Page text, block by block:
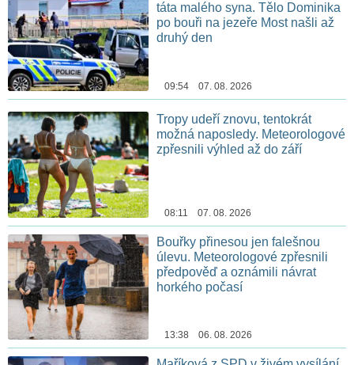
táta malého syna. Tělo Dominika
po bouři na jezeře Most našli až
druhý den
09:54 07. 08. 2026
Tropy udeří znovu, tentokrát
možná naposledy. Meteorologové
zpřesnili výhled až do září
08:11 07. 08. 2026
Bouřky přinesou jen falešnou
úlevu. Meteorologové zpřesnili
předpověď a oznámili návrat
horkého počasí
13:38 06. 08. 2026